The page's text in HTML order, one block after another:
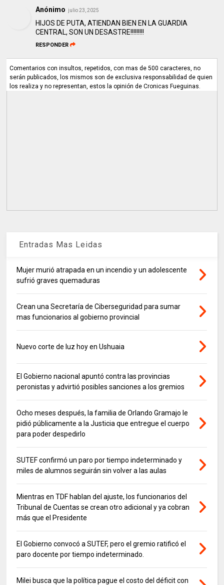
Anónimo julio 23, 2025
HIJOS DE PUTA, ATIENDAN BIEN EN LA GUARDIA
CENTRAL, SON UN DESASTRE!!!!!!!!!
RESPONDER
Comentarios con insultos, repetidos, con mas de 500 caracteres, no
serán publicados, los mismos son de exclusiva responsabilidad de quien
los realiza y no representan, estos la opinión de Cronicas Fueguinas.
Entradas Mas Leidas
Mujer murió atrapada en un incendio y un adolescente
sufrió graves quemaduras
Crean una Secretaría de Ciberseguridad para sumar
mas funcionarios al gobierno provincial
Nuevo corte de luz hoy en Ushuaia
El Gobierno nacional apuntó contra las provincias
peronistas y advirtió posibles sanciones a los gremios
Ocho meses después, la familia de Orlando Gramajo le
pidió públicamente a la Justicia que entregue el cuerpo
para poder despedirlo
SUTEF confirmó un paro por tiempo indeterminado y
miles de alumnos seguirán sin volver a las aulas
Mientras en TDF hablan del ajuste, los funcionarios del
Tribunal de Cuentas se crean otro adicional y ya cobran
más que el Presidente
El Gobierno convocó a SUTEF, pero el gremio ratificó el
paro docente por tiempo indeterminado.
Milei busca que la política pague el costo del déficit con